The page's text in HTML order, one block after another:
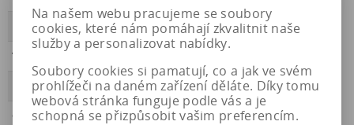
PŘILNAVOST A
Třída hluku
HLUČNOST 72
OBDOBÍ letní
Na našem webu pracujeme se soubory
cookies, které nám pomáhají zkvalitnit naše
služby a personalizovat nabídky.
Soubory cookies si pamatují, co a jak ve svém
prohlížeči na daném zařízení děláte. Díky tomu
webová stránka funguje podle vás a je
schopná se přizpůsobit vašim preferencím.